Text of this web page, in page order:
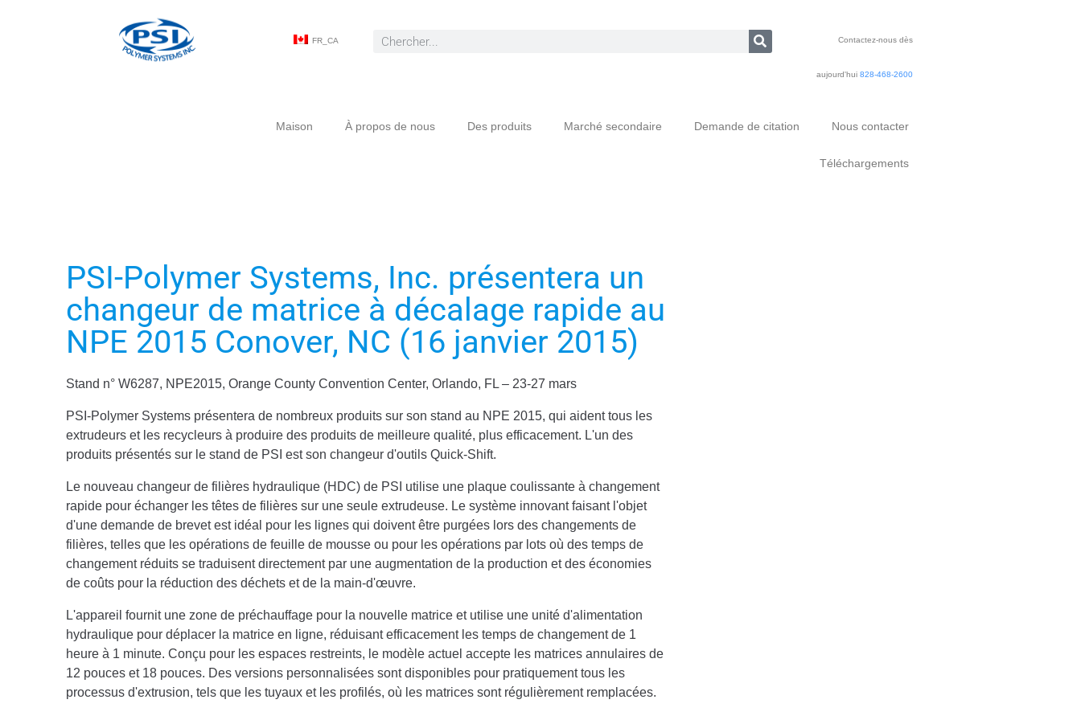
FR_CA Contactez-nous dès
aujourd'hui828-468-2600
Maison À propos de nous Des produits Marché secondaire Demande de citation Nous contacter
Téléchargements
PSI-Polymer Systems, Inc. présentera un
changeur de matrice à décalage rapide au
NPE 2015 Conover, NC (16 janvier 2015)
Stand n° W6287, NPE2015, Orange County Convention Center, Orlando, FL – 23-27 mars
PSI-Polymer Systems présentera de nombreux produits sur son stand au NPE 2015, qui aident tous les
extrudeurs et les recycleurs à produire des produits de meilleure qualité, plus efficacement. L'un des
produits présentés sur le stand de PSI est son changeur d'outils Quick-Shift.
Le nouveau changeur de filières hydraulique (HDC) de PSI utilise une plaque coulissante à changement
rapide pour échanger les têtes de filières sur une seule extrudeuse. Le système innovant faisant l'objet
d'une demande de brevet est idéal pour les lignes qui doivent être purgées lors des changements de
filières, telles que les opérations de feuille de mousse ou pour les opérations par lots où des temps de
changement réduits se traduisent directement par une augmentation de la production et des économies
de coûts pour la réduction des déchets et de la main-d'œuvre.
L'appareil fournit une zone de préchauffage pour la nouvelle matrice et utilise une unité d'alimentation
hydraulique pour déplacer la matrice en ligne, réduisant efficacement les temps de changement de 1
heure à 1 minute. Conçu pour les espaces restreints, le modèle actuel accepte les matrices annulaires de
12 pouces et 18 pouces. Des versions personnalisées sont disponibles pour pratiquement tous les
processus d'extrusion, tels que les tuyaux et les profilés, où les matrices sont régulièrement remplacées.